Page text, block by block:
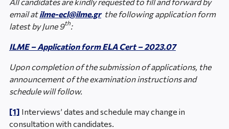
email atilme-ecl@ilme.grthe following application form
latest by June 9th:
ILME – Application form ELA Cert – 2023.07
Upon completion of the submission of applications, the
announcement of the examination instructions and
schedule will follow.
[1] Interviews’ dates and schedule may change in
consultation with candidates.